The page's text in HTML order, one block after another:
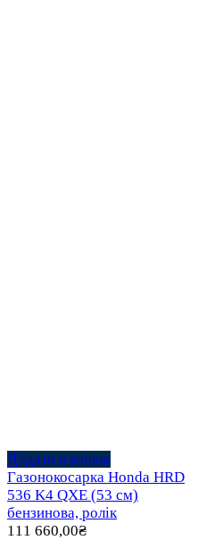
Додати в кошик
Газонокосарка Honda HRD
536 K4 QXE (53 см)
бензинова, ролік
111 660,00₴